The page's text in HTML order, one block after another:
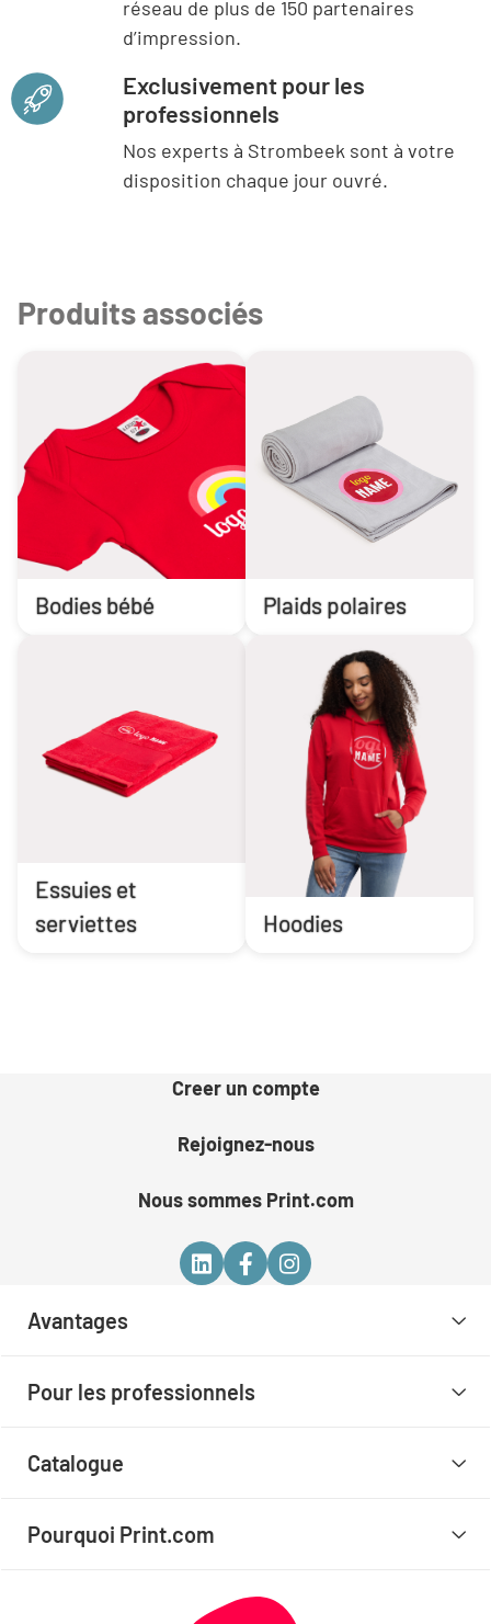
réseau de plus de 150 partenaires
d’impression.
Exclusivement pour les
professionnels
Nos experts à Strombeek sont à votre
disposition chaque jour ouvré.
Produits associés
Bodies bébé Plaids polaires
Essuies et
serviettes
Hoodies
Creer un compte
Rejoignez-nous
Nous sommes Print.com
Avantages
Pour les professionnels
Catalogue
Pourquoi Print.com